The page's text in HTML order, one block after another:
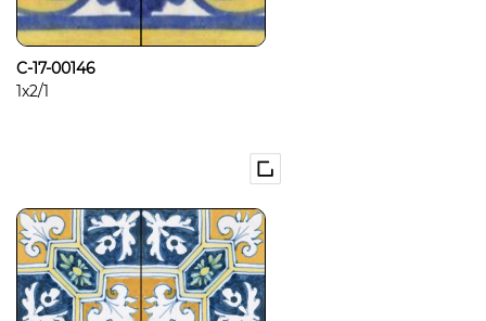
C-17-00146
1x2/1